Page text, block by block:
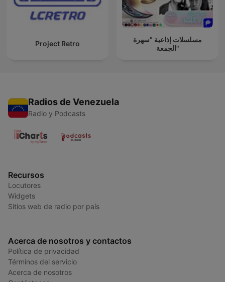
Project Retro
مسلسلات إذاعية "سهرة
الجمعة"
Radios de Venezuela
Radio y Podcasts
Recursos
Locutores
Widgets
Sitios web de radio por país
Acerca de nosotros y contactos
Política de privacidad
Términos del servicio
Acerca de nosotros